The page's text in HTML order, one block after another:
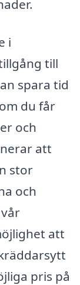
i
till
spara tid
du får
och
att
stor
och
att
pris på